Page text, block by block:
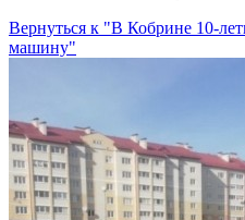
Вернуться к "В Кобрине 10-
машину"